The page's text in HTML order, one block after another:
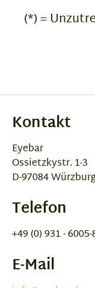
(*) =
Kontakt
Eyebar
Ossietzkystr. 1-3
D-97084
Telefon
+49 (0) 931 -
E-Mail